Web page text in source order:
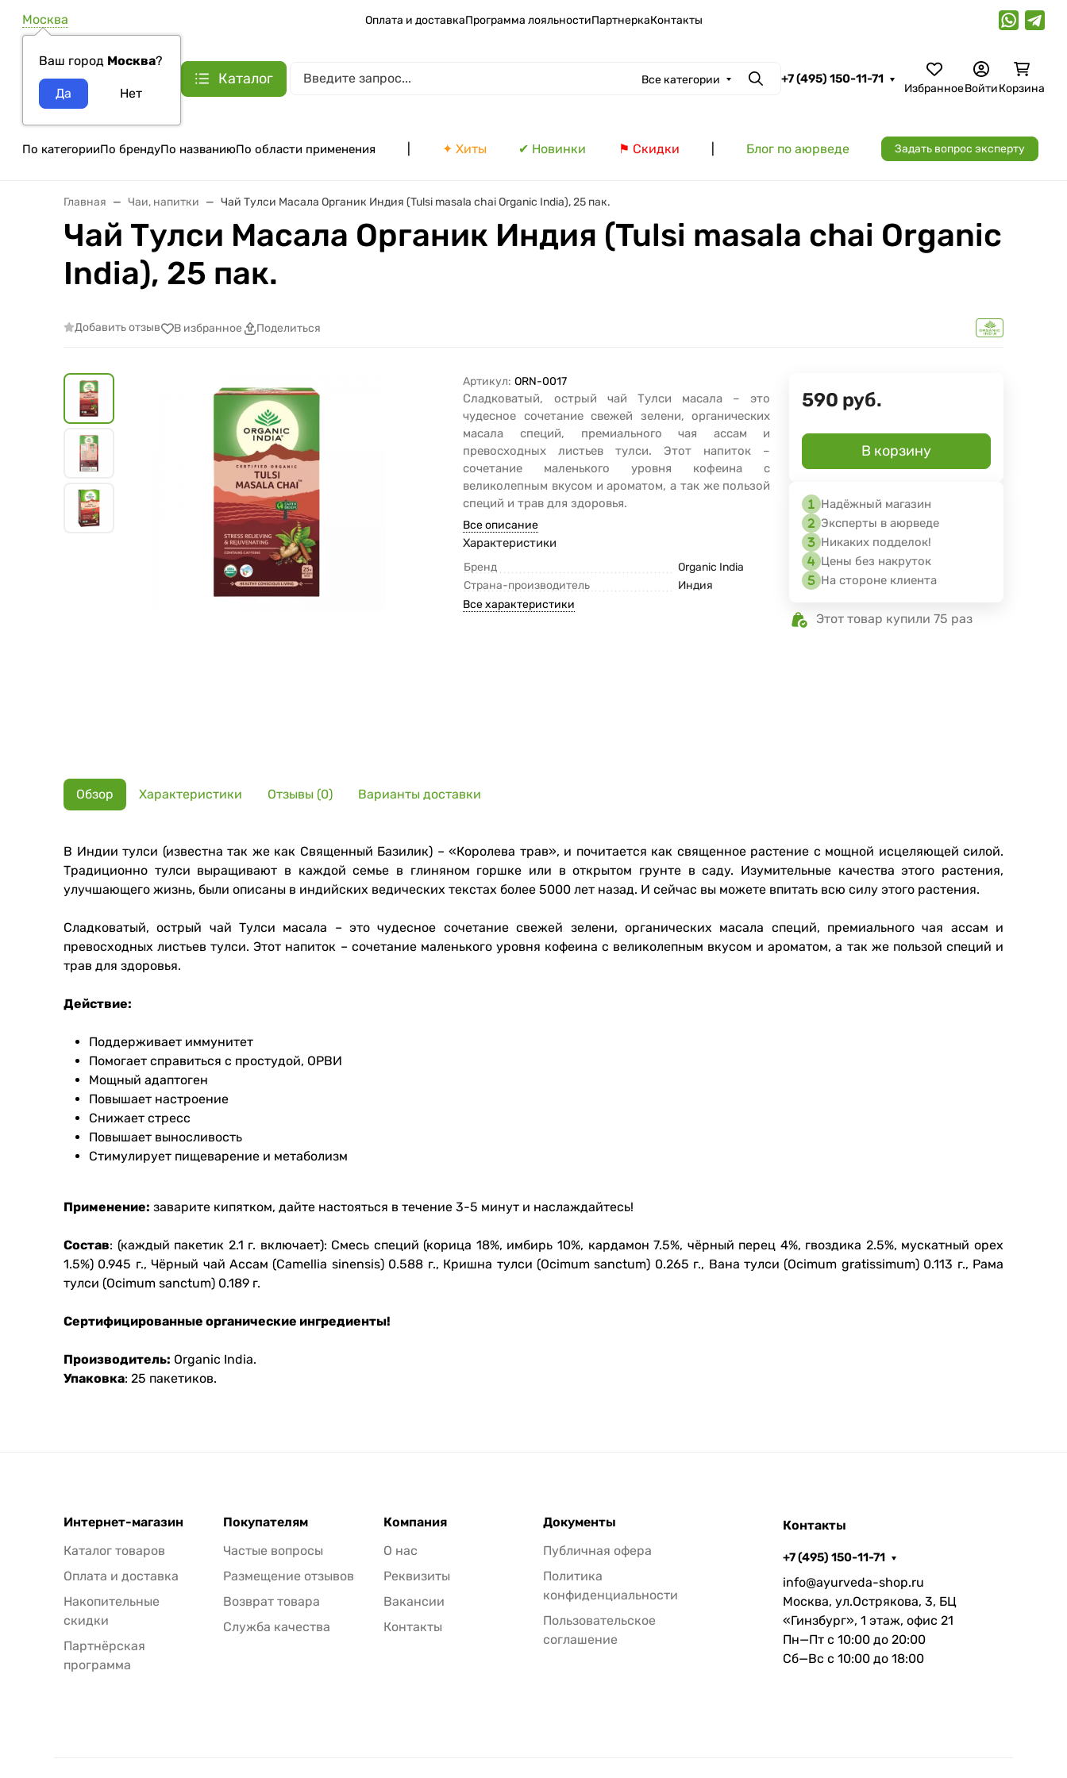
Москва
Ваш город Москва?
Оплата и доставкаПрограмма лояльностиПартнеркаКонтакты
Каталог Все категории Поиск
+7 (495) 150-11-71
ИзбранноеВойтиКорзина
По категорииПо брендуПо названиюПо области применения ✦ Хиты ✔ Новинки ⚑ Скидки Блог по аюрведе Задать вопрос эксперту
Главная Чаи, напитки Чай Тулси Масала Органик Индия (Tulsi masala chai Organic India), 25 пак.
Чай Тулси Масала Органик Индия (Tulsi masala chai Organic
India), 25 пак.
Добавить отзыв В избранное Поделиться
Артикул: ORN-0017
Сладковатый, острый чай Тулси масала – это
чудесное сочетание свежей зелени, органических
масала специй, премиального чая ассам и
превосходных листьев тулси. Этот напиток –
сочетание маленького уровня кофеина с
великолепным вкусом и ароматом, а так же пользой
специй и трав для здоровья.
Все описание
Характеристики
Бренд
Organic India
Страна-производитель
Индия
Все характеристики
590 руб.
В корзину
Надёжный магазин
Эксперты в аюрведе
Никаких подделок!
Цены без накруток
На стороне клиента
Этот товар купили 75 раз
Обзор Характеристики Отзывы (0) Варианты доставки
В Индии тулси (известна так же как Священный Базилик) – «Королева трав», и почитается как священное растение с мощной исцеляющей силой.
Традиционно тулси выращивают в каждой семье в глиняном горшке или в открытом грунте в саду. Изумительные качества этого растения,
улучшающего жизнь, были описаны в индийских ведических текстах более 5000 лет назад. И сейчас вы можете впитать всю силу этого растения.
Сладковатый, острый чай Тулси масала – это чудесное сочетание свежей зелени, органических масала специй, премиального чая ассам и
превосходных листьев тулси. Этот напиток – сочетание маленького уровня кофеина с великолепным вкусом и ароматом, а так же пользой специй и
трав для здоровья.
Действие:
Поддерживает иммунитет
Помогает справиться с простудой, ОРВИ
Мощный адаптоген
Повышает настроение
Снижает стресс
Повышает выносливость
Стимулирует пищеварение и метаболизм
Применение: заварите кипятком, дайте настояться в течение 3-5 минут и наслаждайтесь!
Состав: (каждый пакетик 2.1 г. включает): Смесь специй (корица 18%, имбирь 10%, кардамон 7.5%, чёрный перец 4%, гвоздика 2.5%, мускатный орех
1.5%) 0.945 г., Чёрный чай Ассам (Camellia sinensis) 0.588 г., Кришна тулси (Ocimum sanctum) 0.265 г., Вана тулси (Ocimum gratissimum) 0.113 г., Рама
тулси (Ocimum sanctum) 0.189 г.
Сертифицированные органические ингредиенты!
Производитель: Organic India.
Упаковка: 25 пакетиков.
Интернет-магазин
Каталог товаров
Оплата и доставка
Накопительные
скидки
Партнёрская
программа
Покупателям
Частые вопросы
Размещение отзывов
Возврат товара
Служба качества
Компания
О нас
Реквизиты
Вакансии
Контакты
Документы
Публичная офера
Политика
конфиденциальности
Пользовательское
соглашение
Контакты
+7 (495) 150-11-71
info@ayurveda-shop.ru
Москва, ул.Острякова, 3, БЦ
«Гинзбург», 1 этаж, офис 21
Пн—Пт с 10:00 до 20:00
Сб—Вс с 10:00 до 18:00